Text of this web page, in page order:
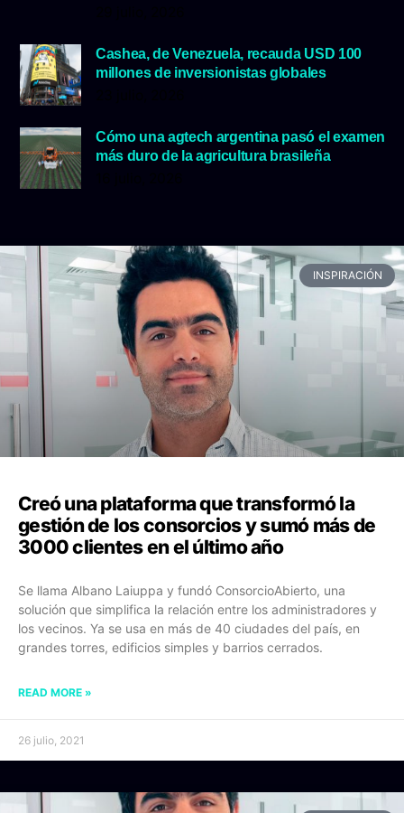
Cashea, de Venezuela, recauda USD 100
millones de inversionistas globales
Cómo una agtech argentina pasó el examen
más duro de la agricultura brasileña
INSPIRACIÓN
Creó una plataforma que transformó la
gestión de los consorcios y sumó más de
3000 clientes en el último año
Se llama Albano Laiuppa y fundó ConsorcioAbierto, una
solución que simplifica la relación entre los administradores y
los vecinos. Ya se usa en más de 40 ciudades del país, en
grandes torres, edificios simples y barrios cerrados.
READ MORE »
26 julio, 2021